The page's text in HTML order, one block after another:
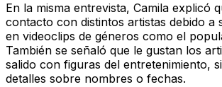
En la misma entrevista, Camila explicó
contacto con distintos artistas debido a
en videoclips de géneros como el
También se señaló que le gustan los
salido con figuras del entretenimiento,
detalles sobre nombres o fechas.